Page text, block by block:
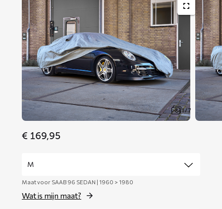
1 / 7
€ 169,95
Maat voor SAAB 96 SEDAN | 1960 > 1980
Wat is mijn maat?